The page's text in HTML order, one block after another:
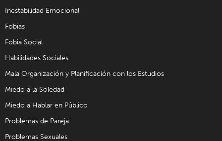
Inestabilidad Emocional
Fobias
Fobia Social
Habilidades Sociales
Mala Organización y Planificación con los Estudios
Miedo a la Soledad
Miedo a Hablar en Público
Problemas de Pareja
Problemas Sexuales